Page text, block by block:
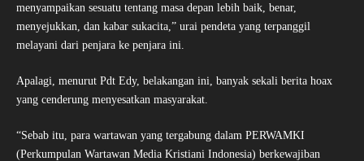
menyampaikan sesuatu tentang masa depan lebih baik, benar,
menyejukkan, dan kabar sukacita,” urai pendeta yang terpanggil
melayani dari penjara ke penjara ini.
Apalagi, menurut Pdt Edy, belakangan ini, banyak sekali berita hoax
yang cenderung menyesatkan masyarakat.
“Sebab itu, para wartawan yang tergabung dalam PERWAMKI
(Perkumpulan Wartawan Media Kristiani Indonesia) berkewajiban